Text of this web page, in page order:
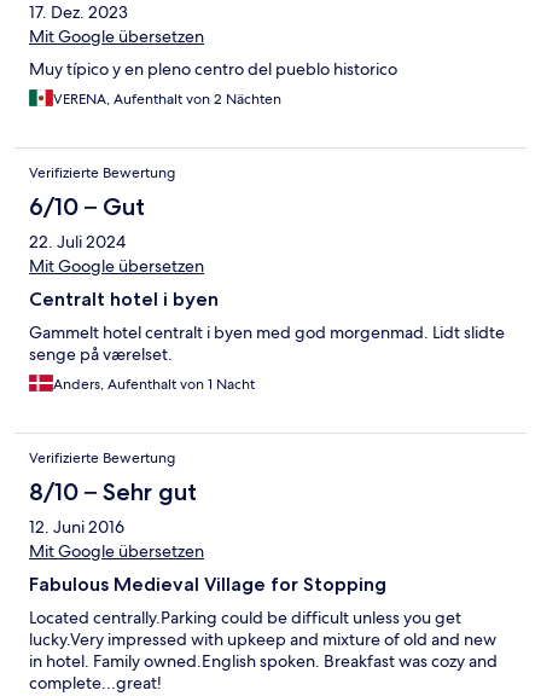
17. Dez. 2023
Mit Google übersetzen
Muy típico y en pleno centro del pueblo historico
VERENA, Aufenthalt von 2 Nächten
Verifizierte Bewertung
6/10 – Gut
22. Juli 2024
Mit Google übersetzen
Centralt hotel i byen
Gammelt hotel centralt i byen med god morgenmad. Lidt slidte
senge på værelset.
Anders, Aufenthalt von 1 Nacht
Verifizierte Bewertung
8/10 – Sehr gut
12. Juni 2016
Mit Google übersetzen
Fabulous Medieval Village for Stopping
Located centrally.Parking could be difficult unless you get
lucky.Very impressed with upkeep and mixture of old and new
in hotel. Family owned.English spoken. Breakfast was cozy and
complete...great!